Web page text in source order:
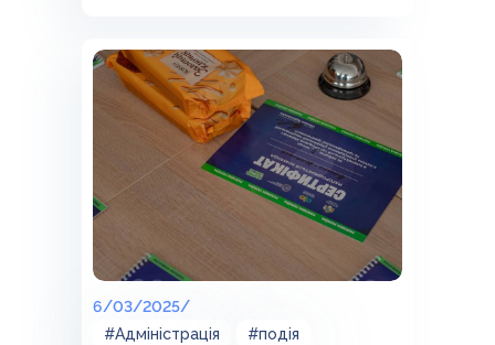
6/03/2025/
#Адміністрація
#подія